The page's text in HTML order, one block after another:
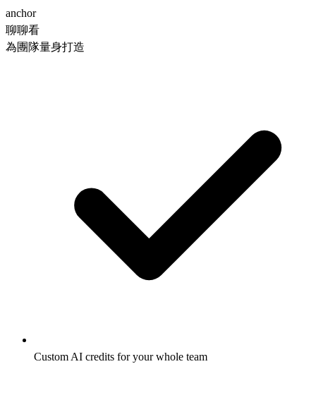
anchor
聊聊看
為團隊量身打造
Custom AI credits for your whole team